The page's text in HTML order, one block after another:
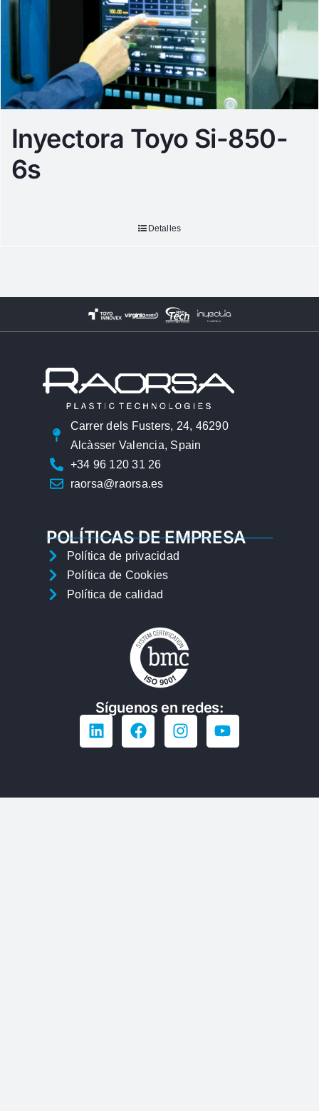
Inyectora Toyo Si-850-
6s
Detalles
Carrer dels Fusters, 24, 46290
Alcàsser Valencia, Spain
+34 96 120 31 26
raorsa@raorsa.es
POLÍTICAS DE EMPRESA
Política de privacidad
Política de Cookies
Política de calidad
Síguenos en redes: